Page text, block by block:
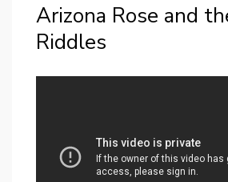
Arizona Rose and
Riddles